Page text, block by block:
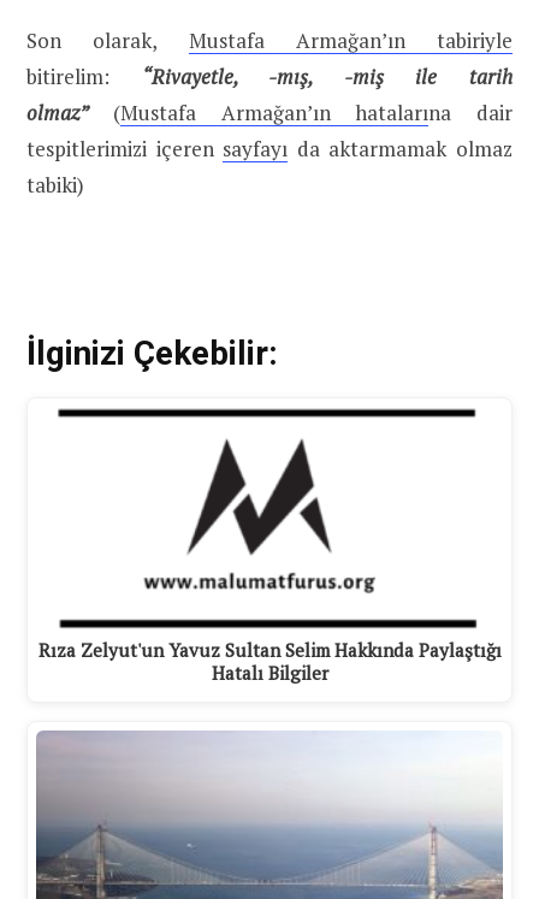
Son olarak, Mustafa Armağan’ın tabiriyle
bitirelim:
“Rivayetle, -mış, -miş ile tarih
olmaz” (Mustafa Armağan’ın hatalarına dair
tespitlerimizi içeren sayfayı da aktarmamak olmaz
tabiki)
İlginizi Çekebilir:
Rıza Zelyut'un Yavuz Sultan Selim Hakkında Paylaştığı
Hatalı Bilgiler